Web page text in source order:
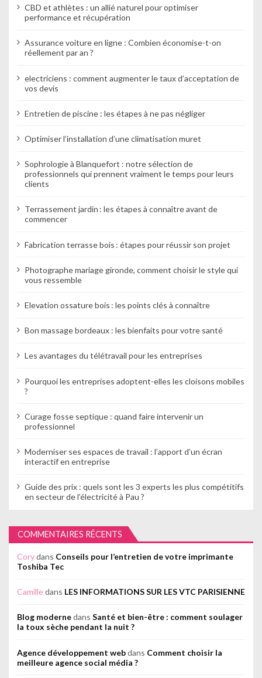
c CBD et athlètes : un allié naturel pour optimiser
performance et récupération
Assurance voiture en ligne : Combien économise-t-on
réellement par an ?
electriciens : comment augmenter le taux d’acceptation de
vos devis
Entretien de piscine : les étapes à ne pas négliger
Optimiser l’installation d’une climatisation muret
Sophrologie à Blanquefort : notre sélection de
professionnels qui prennent vraiment le temps pour leurs
clients
Terrassement jardin : les étapes à connaître avant de
commencer
Fabrication terrasse bois : étapes pour réussir son projet
Photographe mariage gironde, comment choisir le style qui
vous ressemble
Elevation ossature bois : les points clés à connaître
Bon massage bordeaux : les bienfaits pour votre santé
Les avantages du télétravail pour les entreprises
Pourquoi les entreprises adoptent-elles les cloisons mobiles
?
Curage fosse septique : quand faire intervenir un
professionnel
Moderniser ses espaces de travail : l’apport d’un écran
interactif en entreprise
Guide des prix : quels sont les 3 experts les plus compétitifs
en secteur de l’électricité à Pau ?
COMMENTAIRES RÉCENTS
Corydans Conseils pour l’entretien de votre imprimante
Toshiba Tec
Camilledans LES INFORMATIONS SUR LES VTC PARISIENNE
Blog modernedans Santé et bien-être : comment soulager
la toux sèche pendant la nuit ?
Agence développement webdans Comment choisir la
meilleure agence social média ?